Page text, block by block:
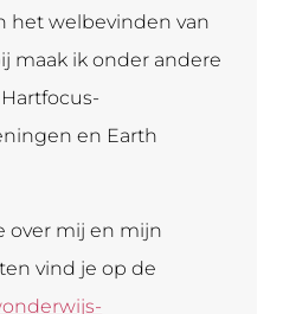
het welbevinden van
maak ik onder andere
en Earth
over mij en mijn
vind je op de